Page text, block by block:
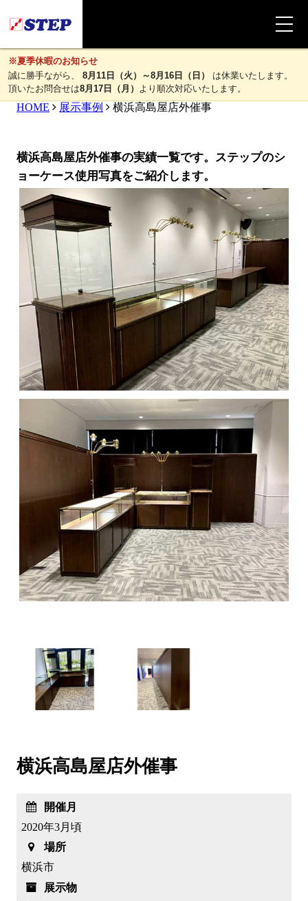
※夏季休暇のお知らせ
誠に勝手ながら、
8月11日（火）～8月16日（日） は休業いたします。
頂いたお問合せは8月17日（月） より順次対応いたします。
HOME 展示事例 横浜高島屋店外催事
横浜高島屋店外催事の実績一覧です。ステップのシ
ョーケース使用写真をご紹介します。
横浜高島屋店外催事
開催月
2020年3月頃
場所
横浜市
展示物